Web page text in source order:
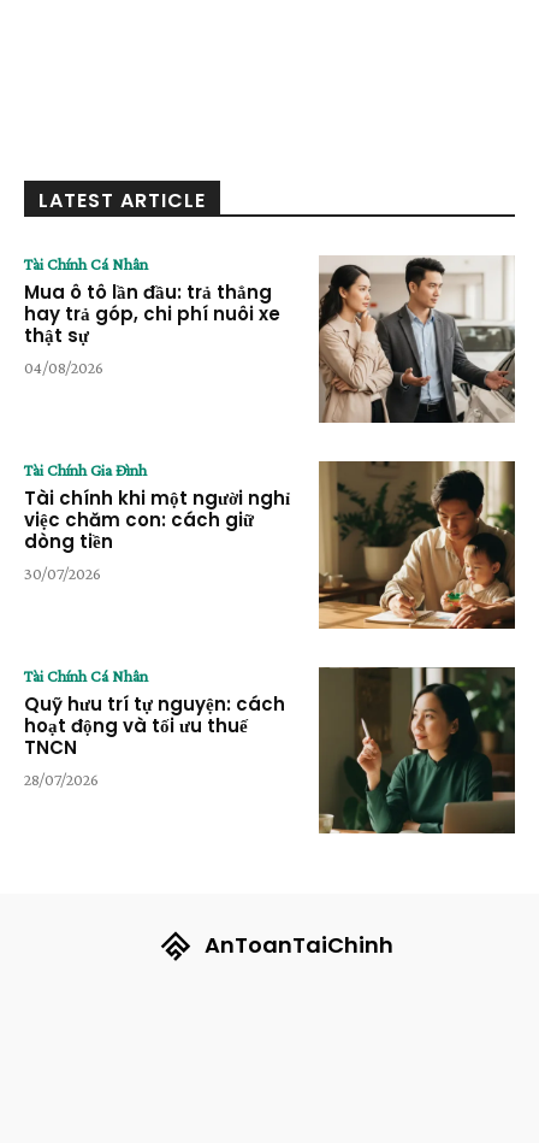
LATEST ARTICLE
Tài Chính Cá Nhân
Mua ô tô lần đầu: trả thẳng
hay trả góp, chi phí nuôi xe
thật sự
04/08/2026
Tài Chính Gia Đình
Tài chính khi một người nghỉ
việc chăm con: cách giữ
dòng tiền
30/07/2026
Tài Chính Cá Nhân
Quỹ hưu trí tự nguyện: cách
hoạt động và tối ưu thuế
TNCN
28/07/2026
AnToanTaiChinh